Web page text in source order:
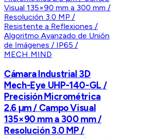
MECH MIND
Cámara Industrial 3D
Mech-Eye UHP-140-GL /
Precisión Micrométrica
2.6 μm / Campo Visual
135×90 mm a 300 mm /
Resolución 3.0 MP /